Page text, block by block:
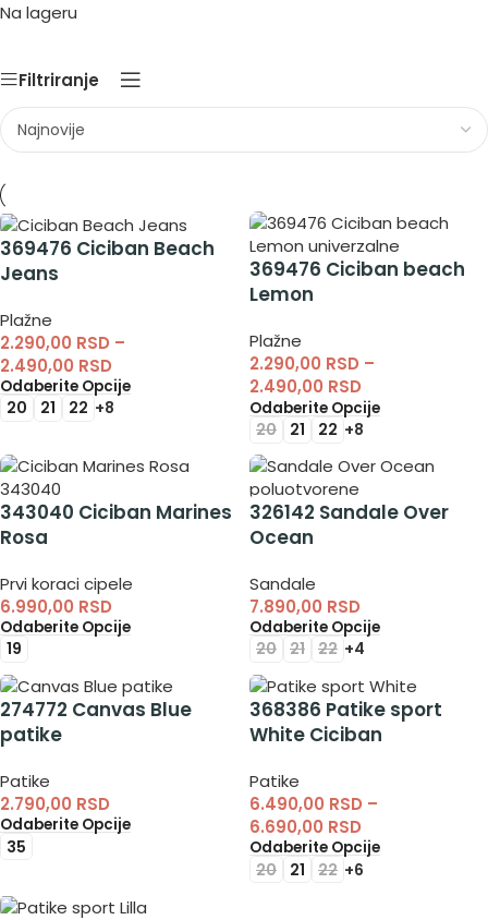
Na lageru
Filtriranje
369476 Ciciban Beach
Jeans
Plažne
2.290,00 RSD –
2.490,00 RSD
Odaberite Opcije
20 21 22 +8
369476 Ciciban beach
Lemon
Plažne
2.290,00 RSD –
2.490,00 RSD
Odaberite Opcije
20 21 22 +8
343040 Ciciban Marines
Rosa
Prvi koraci cipele
6.990,00 RSD
Odaberite Opcije
19
326142 Sandale Over
Ocean
Sandale
7.890,00 RSD
Odaberite Opcije
20 21 22 +4
274772 Canvas Blue
patike
Patike
2.790,00 RSD
Odaberite Opcije
35
368386 Patike sport
White Ciciban
Patike
6.490,00 RSD –
6.690,00 RSD
Odaberite Opcije
20 21 22 +6